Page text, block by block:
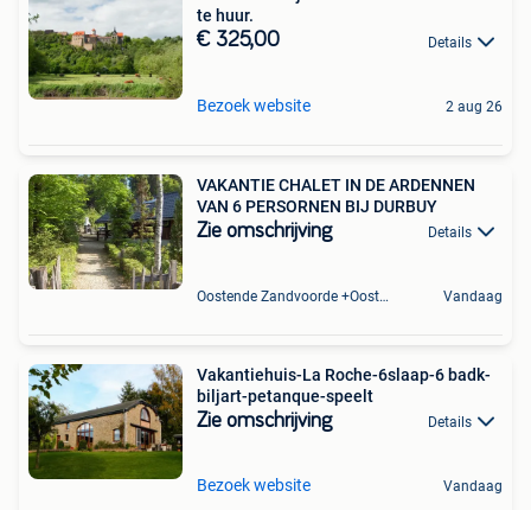
te huur.
€ 325,00 Details
Bezoek website 2 aug 26
VAKANTIE CHALET IN DE ARDENNEN
VAN 6 PERSORNEN BIJ DURBUY
Zie omschrijving Details
Oostende Zandvoorde +Oostende Vandaag
Vakantiehuis-La Roche-6slaap-6 badk-
biljart-petanque-speelt
Zie omschrijving Details
Bezoek website Vandaag